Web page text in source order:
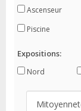
Ascenseur
Piscine
Expositions:
Nord